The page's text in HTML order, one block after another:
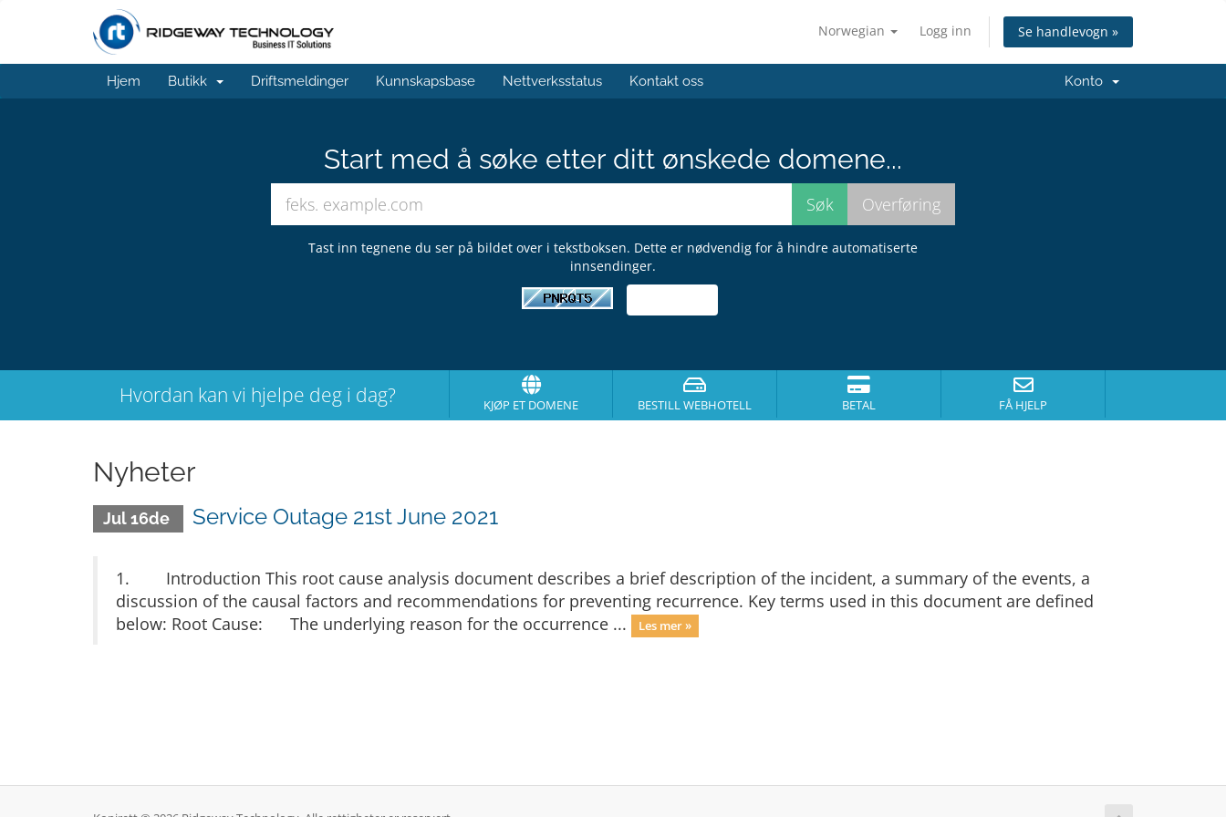
Norwegian Logg inn Se handlevogn »
Hjem Butikk Driftsmeldinger Kunnskapsbase Nettverksstatus Kontakt oss Konto
Start med å søke etter ditt ønskede domene...
Tast inn tegnene du ser på bildet over i tekstboksen. Dette er nødvendig for å hindre automatiserte
innsendinger.
Hvordan kan vi hjelpe deg i dag? KJØP ET DOMENE BESTILL WEBHOTELL BETAL FÅ HJELP
Nyheter
Jul 16de Service Outage 21st June 2021
1. Introduction This root cause analysis document describes a brief description of the incident, a summary of the events, a
discussion of the causal factors and recommendations for preventing recurrence. Key terms used in this document are defined
below: Root Cause: The underlying reason for the occurrence ...
Les mer »